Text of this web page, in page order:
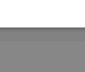
conoscenza di sé.